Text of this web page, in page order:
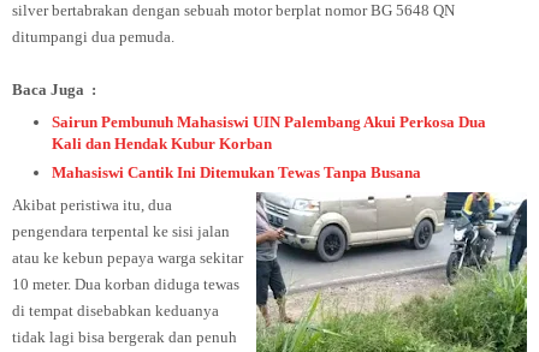
silver bertabrakan dengan sebuah motor berplat nomor BG 5648 QN
ditumpangi dua pemuda.
Baca Juga :
Sairun Pembunuh Mahasiswi UIN Palembang Akui Perkosa Dua
Kali dan Hendak Kubur Korban
Mahasiswi Cantik Ini Ditemukan Tewas Tanpa Busana
Akibat peristiwa itu, dua
pengendara terpental ke sisi jalan
atau ke kebun pepaya warga sekitar
10 meter. Dua korban diduga tewas
di tempat disebabkan keduanya
tidak lagi bisa bergerak dan penuh